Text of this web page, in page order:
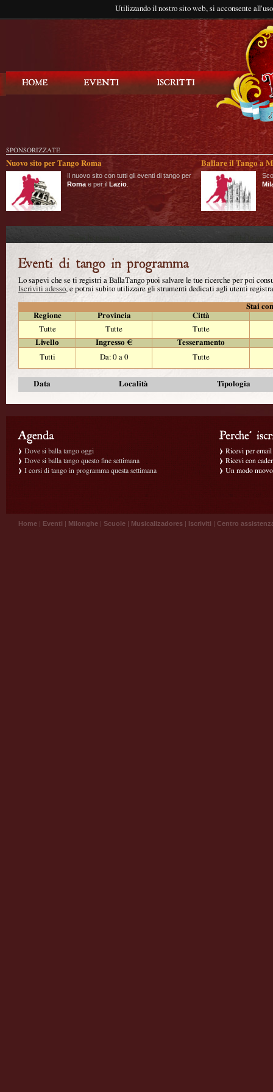
Utilizzando il nostro sito web, si acconsente
SPONSORIZZATE
Nuovo sito per Tango Roma
Il nuovo sito con tutti gli eventi di tango per
Roma e per il Lazio
Ballare il Tango a
Lo sapevi che se ti registri a BallaTango puoi salvare le tue ricerche per poi
Iscriviti adesso, e potrai subito utilizzare gli strumenti dedicati agli utenti
Stai
Regione
Provincia
Città
Tutte
Tutte
Tutte
Livello
Ingresso €
Tesseramento
Tutti
Da: 0 a 0 Tutte
Data Località Tipologia
Dove si balla tango oggi
Dove si balla tango questo fine settimana
I corsi di tango in programma questa settimana
Ricevi per
Ricevi con
Un modo
Home | Eventi | Milonghe | Scuole | Musicalizadores | Iscriviti | Centro